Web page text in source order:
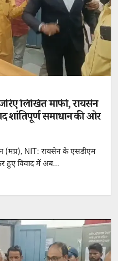
लिखित माफी, रायसेन
शांतिपूर्ण समाधान की ओर
(मप्र), NIT: रायसेन के एसडीएम
हुए विवाद में अब…